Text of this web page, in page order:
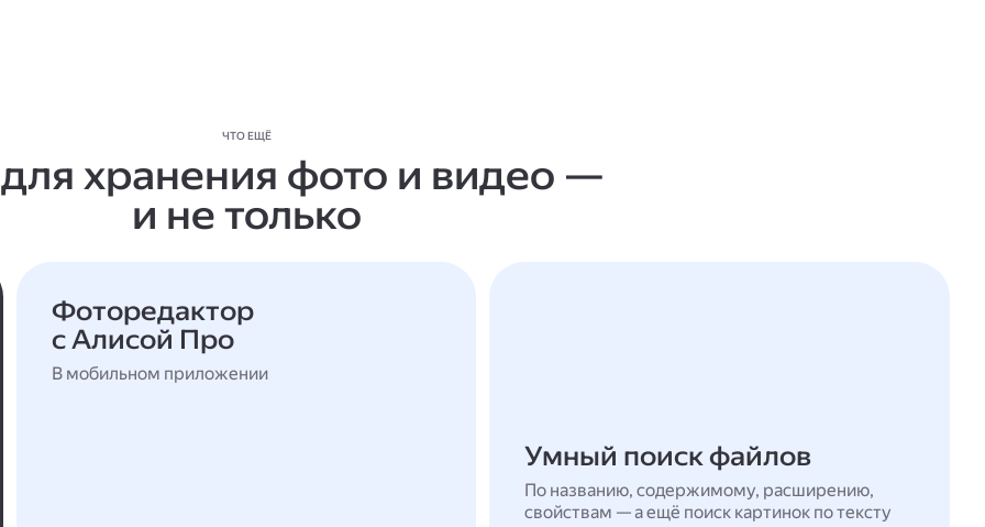
ЧТО ЕЩЁ
хранения фото и видео —
и не только
Фоторедактор
с Алисой Про
В мобильном приложении
Умный поиск файлов
По названию, содержимому, расширению,
свойствам — а ещё поиск картинок по тексту